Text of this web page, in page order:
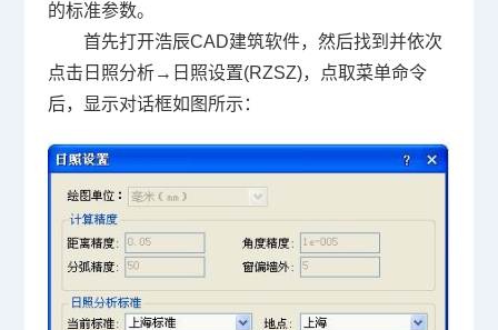
的标准参数。
首先打开浩辰CAD建筑软件，然后找到并依次
点击日照分析→日照设置(RZSZ)，点取菜单命令
后，显示对话框如图所示：